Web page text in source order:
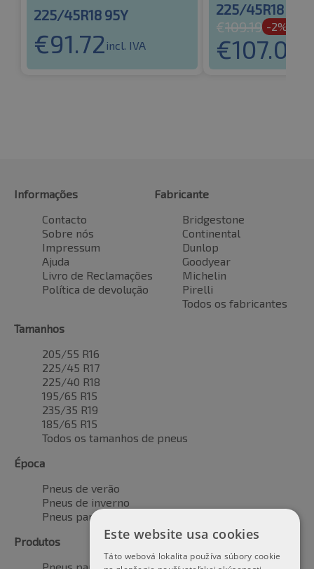
225/45R18 95Y
€91.72 incl. IVA
225/45R18 95Y
€109.19 -2%
€107.00
Informações
Contacto
Sobre nós
Impressum
Ajuda
Livro de Reclamações
Política de devolução
Fabricante
Bridgestone
Continental
Dunlop
Goodyear
Michelin
Pirelli
Todos os fabricantes
Tamanhos
205/55 R16
225/45 R17
225/40 R18
195/65 R15
235/35 R19
185/65 R15
Todos os tamanhos de pneus
Época
Pneus de verão
Pneus de inverno
Pneus para todas as estações
Produtos
Este website usa cookies
Táto webová lokalita používa súbory cookie